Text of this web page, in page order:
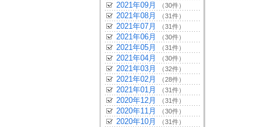
2021年09月 （30件）
2021年08月 （31件）
2021年07月 （31件）
2021年06月 （30件）
2021年05月 （31件）
2021年04月 （30件）
2021年03月 （32件）
2021年02月 （28件）
2021年01月 （31件）
2020年12月 （31件）
2020年11月 （30件）
2020年10月 （31件）